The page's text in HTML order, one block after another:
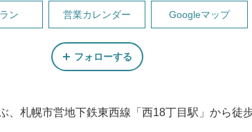
ン 営業カレンダー Googleマップ
フォローする
、札幌市営地下鉄東西線「西18丁目駅」から徒